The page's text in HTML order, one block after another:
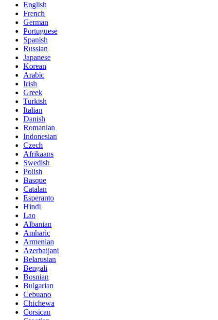
English
French
German
Portuguese
Spanish
Russian
Japanese
Korean
Arabic
Irish
Greek
Turkish
Italian
Danish
Romanian
Indonesian
Czech
Afrikaans
Swedish
Polish
Basque
Catalan
Esperanto
Hindi
Lao
Albanian
Amharic
Armenian
Azerbaijani
Belarusian
Bengali
Bosnian
Bulgarian
Cebuano
Chichewa
Corsican